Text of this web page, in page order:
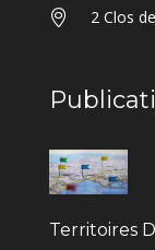
2 Clos
Territoires